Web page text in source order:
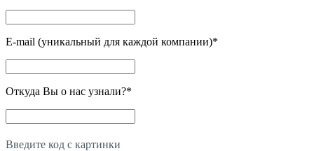
E-mail (уникальный для каждой компании)*
Откуда Вы о нас узнали?*
Введите код с картинки